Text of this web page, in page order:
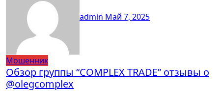
admin Май 7, 2025
Мошенник
Обзор группы “COMPLEX TRADE” отзывы о
@olegcomplex